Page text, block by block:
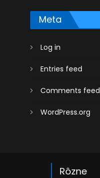
Meta
Log in
Entries feed
Comments feed
WordPress.org
Rôzne